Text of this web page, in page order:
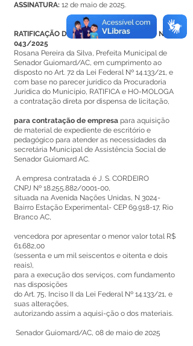
ASSINATURA: 12 de maio de 2025.
RATIFICAÇÃO DE DISPENSA DE LICITAÇÃO Nº
043/2025
Rosana Pereira da Silva, Prefeita Municipal de
Senador Guiomard/AC, em cumprimento ao
disposto no Art. 72 da Lei Federal Nº 14.133/21, e
com base no parecer jurídico da Procuradoria
Jurídica do Município, RATIFICA e HO-MOLOGA
a contratação direta por dispensa de licitação,
para contratação de empresa para aquisição
de material de expediente de escritório e
pedagógico para atender as necessidades da
secretária Municipal de Assistência Social de
Senador Guiomard AC.
A empresa contratada é J. S. CORDEIRO
CNPJ Nº 18.255.882/0001-00,
situada na Avenida Nações Unidas, N 3024-
Bairro Estação Experimental- CEP 69.918-17, Rio
Branco AC,
vencedora por apresentar o menor valor total R$
61.682,00
(sessenta e um mil seiscentos e oitenta e dois
reais),
para a execução dos serviços, com fundamento
nas disposições
do Art. 75, Inciso II da Lei Federal Nº 14.133/21, e
suas alterações,
autorizando assim a aquisi-ção o dos materiais.
Senador Guiomard/AC, 08 de maio de 2025